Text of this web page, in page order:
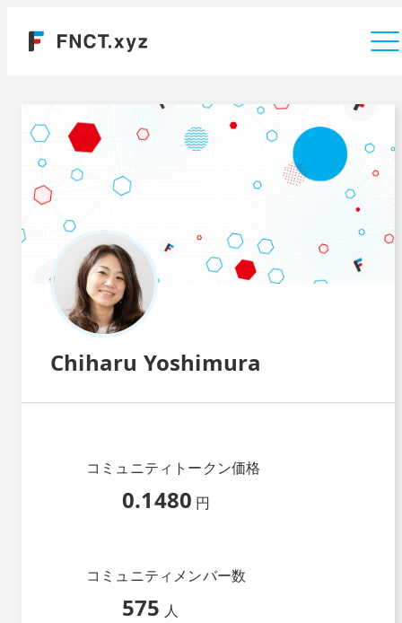
Chiharu Yoshimura
コミュニティトークン価格
0.1480 円
コミュニティメンバー数
575 人